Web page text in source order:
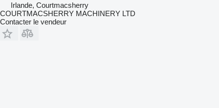
Irlande, Courtmacsherry
COURTMACSHERRY MACHINERY LTD
Contacter le vendeur